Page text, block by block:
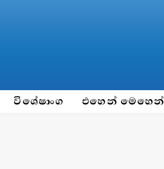
විශේෂාංග එහෙන් මෙහෙන්